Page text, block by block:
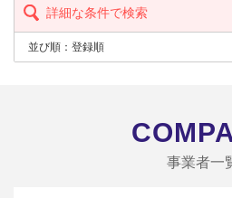
詳細な条件で検索
並び順： 登録順
事業者一